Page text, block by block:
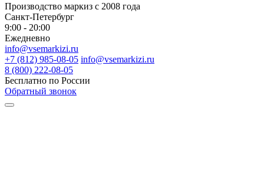
Производство маркиз с 2008 года
Санкт-Петербург
9:00 - 20:00
Ежедневно
info@vsemarkizi.ru
+7 (812) 985-08-05 info@vsemarkizi.ru
8 (800) 222-08-05
Бесплатно по России
Обратный звонок